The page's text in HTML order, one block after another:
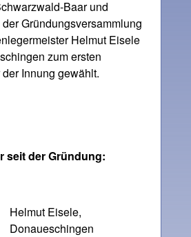
Baar und
Gründungsversammlung
Helmut Eisele
zum ersten
Innung gewählt.
seit der Gründung:
Helmut Eisele,
Donaueschingen